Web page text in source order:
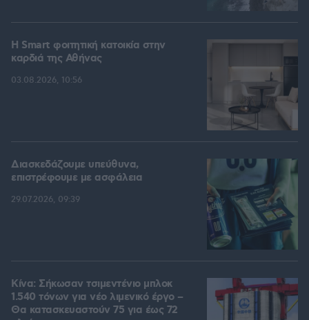
Η Smart φοιτητική κατοικία στην
καρδιά της Αθήνας
03.08.2026, 10:56
Διασκεδάζουμε υπεύθυνα,
επιστρέφουμε με ασφάλεια
29.07.2026, 09:39
Κίνα: Σήκωσαν τσιμεντένιο μπλοκ
1.540 τόνων για νέο λιμενικό έργο –
Θα κατασκευαστούν 75 για έως 72